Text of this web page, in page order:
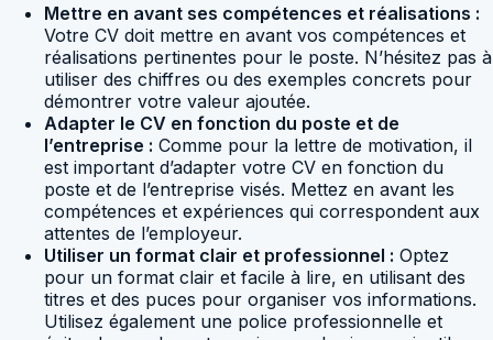
Mettre en avant ses compétences et réalisations :
Votre CV doit mettre en avant vos compétences et
réalisations pertinentes pour le poste. N’hésitez pas à
utiliser des chiffres ou des exemples concrets pour
démontrer votre valeur ajoutée.
Adapter le CV en fonction du poste et de
l’entreprise : Comme pour la lettre de motivation, il
est important d’adapter votre CV en fonction du
poste et de l’entreprise visés. Mettez en avant les
compétences et expériences qui correspondent aux
attentes de l’employeur.
Utiliser un format clair et professionnel : Optez
pour un format clair et facile à lire, en utilisant des
titres et des puces pour organiser vos informations.
Utilisez également une police professionnelle et